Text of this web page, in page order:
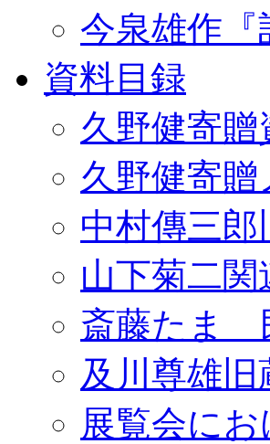
今泉雄作『
資料目録
久野健寄贈
久野健寄
中村傳三郎
山下菊二関
斎藤たま
及川尊雄
展覧会に